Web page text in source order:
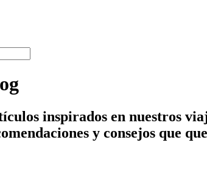
inspirados en nuestros
y consejos que